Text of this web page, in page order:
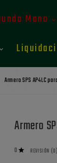
Mano
Armero SPS AP4LC
Armero
0  REVISIÓN (0)